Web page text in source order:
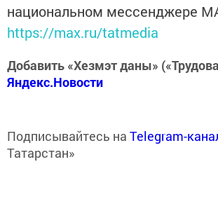
национальном мессенджере
https://max.ru/tatmedia
Добавить «Хезмэт даны»
Яндекс.Новости
Подписывайтесь на Telegram-
Татарстан»